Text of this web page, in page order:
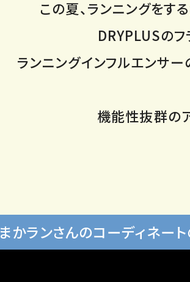
この夏、ランニングをす
DRYPLUSのフ
ランニングインフルエンサー
機能性抜群の
まかランさんのコーディネート